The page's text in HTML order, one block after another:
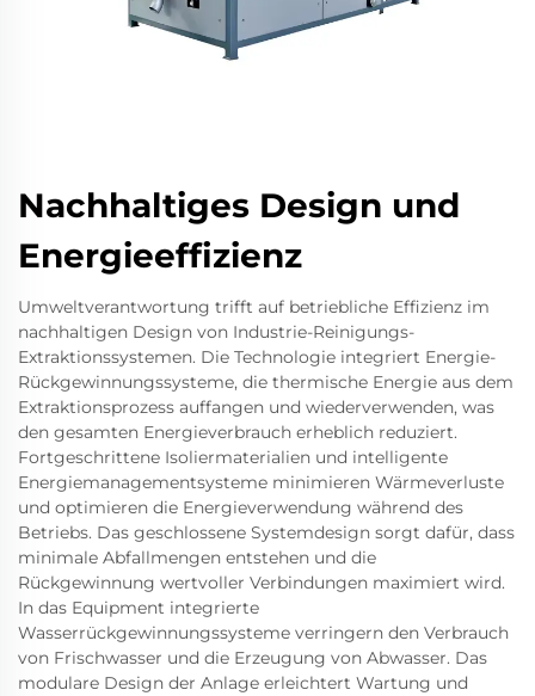
Nachhaltiges Design und
Energieeffizienz
Umweltverantwortung trifft auf betriebliche Effizienz im
nachhaltigen Design von Industrie-Reinigungs-
Extraktionssystemen. Die Technologie integriert Energie-
Rückgewinnungssysteme, die thermische Energie aus dem
Extraktionsprozess auffangen und wiederverwenden, was
den gesamten Energieverbrauch erheblich reduziert.
Fortgeschrittene Isoliermaterialien und intelligente
Energiemanagementsysteme minimieren Wärmeverluste
und optimieren die Energieverwendung während des
Betriebs. Das geschlossene Systemdesign sorgt dafür, dass
minimale Abfallmengen entstehen und die
Rückgewinnung wertvoller Verbindungen maximiert wird.
In das Equipment integrierte
Wasserrückgewinnungssysteme verringern den Verbrauch
von Frischwasser und die Erzeugung von Abwasser. Das
modulare Design der Anlage erleichtert Wartung und